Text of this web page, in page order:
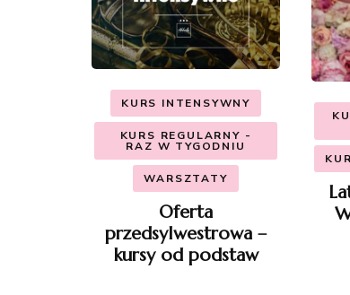
KURS INTENSYWNY
KURS REGULARNY -
RAZ W TYGODNIU
WARSZTATY
Oferta
przedsylwestrowa –
kursy od podstaw